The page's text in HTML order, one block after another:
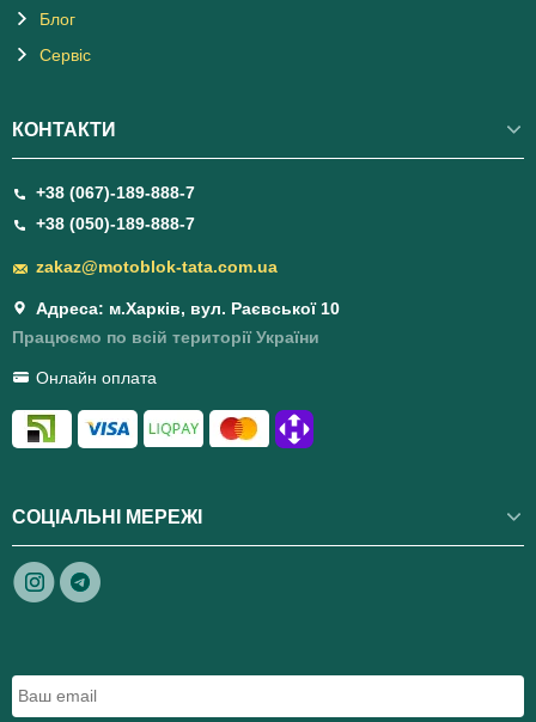
Блог
Сервіс
КОНТАКТИ
+38 (067)-189-888-7
+38 (050)-189-888-7
zakaz@motoblok-tata.com.ua
Адреса: м.Харків, вул. Раєвської 10
Працюємо по всій території України
Онлайн оплата
СОЦІАЛЬНІ МЕРЕЖІ